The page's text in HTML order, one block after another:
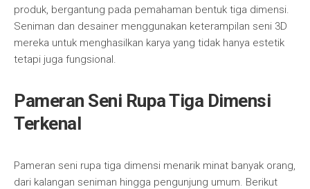
produk, bergantung pada pemahaman bentuk tiga dimensi.
Seniman dan desainer menggunakan keterampilan seni 3D
mereka untuk menghasilkan karya yang tidak hanya estetik
tetapi juga fungsional.
Pameran Seni Rupa Tiga Dimensi
Terkenal
Pameran seni rupa tiga dimensi menarik minat banyak orang,
dari kalangan seniman hingga pengunjung umum. Berikut